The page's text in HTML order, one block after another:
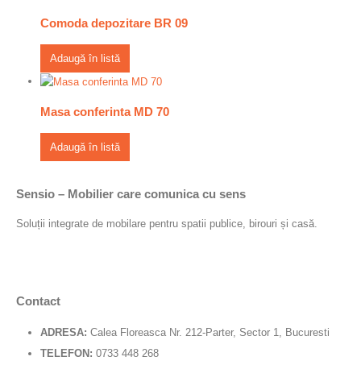
Comoda depozitare BR 09
Adaugă în listă
Masa conferinta MD 70
Adaugă în listă
Sensio – Mobilier care comunica cu sens
Soluții integrate de mobilare pentru spatii publice, birouri și casă.
Contact
ADRESA: Calea Floreasca Nr. 212-Parter, Sector 1, Bucuresti
TELEFON: 0733 448 268